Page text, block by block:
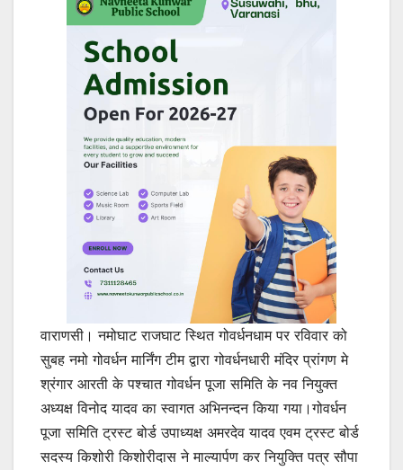
वाराणसी। नमोघाट राजघाट स्थित गोवर्धनधाम पर रविवार को
सुबह नमो गोवर्धन मार्निंग टीम द्वारा गोवर्धनधारी मंदिर प्रांगण मे
श्रंगार आरती के पश्चात गोवर्धन पूजा समिति के नव नियुक्त
अध्यक्ष विनोद यादव का स्वागत अभिनन्दन किया गया।गोवर्धन
पूजा समिति ट्रस्ट बोर्ड उपाध्यक्ष अमरदेव यादव एवम ट्रस्ट बोर्ड
सदस्य किशोरी किशोरीदास ने माल्यार्पण कर नियुक्ति पत्र सौपा